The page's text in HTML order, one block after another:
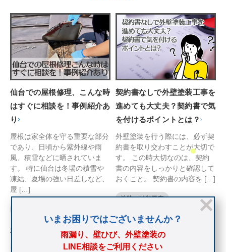
仙台での屋根修理、こんな時
はすぐに相談を！事例紹介あ
り
屋根は家全体を守る重要な部分
であり、日頃から紫外線や雨
風、積雪などに晒されていま
す。 特に仙台は冬場の積雪や
凍結、夏場の強い日差しなど、
屋 […]
2025.6.12
契約書なしで外壁塗装工事を
進めても大丈夫？契約書で気
を付けるポイントとは？
外壁塗装を行う際には、必ず契
約書を取り交わすことが大切で
す。 この時大切なのは、契約
書の内容をしっかりと確認して
おくこと。 契約書の内容を […]
塗装、外装工事
2023.1.5
いまお困りではございませんか？
雨漏り、壁ひび、外壁塗装の
LINE相談をご利用ください